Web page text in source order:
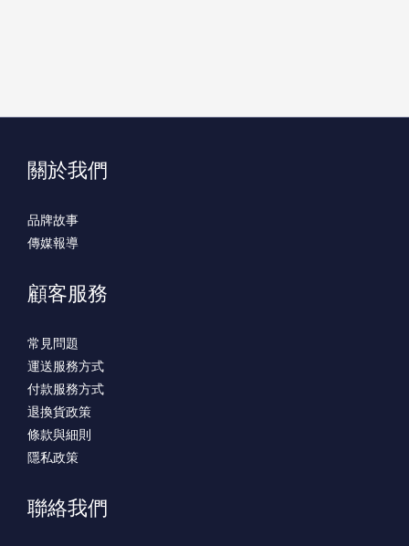
關於我們
品牌故事
傳媒報導
顧客服務
常見問題
運送服務方式
付款服務方式
退換貨政策
條款與細則
隱私政策
聯絡我們